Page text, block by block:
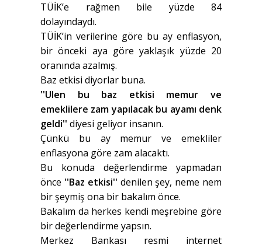
TÜİK’e rağmen bile yüzde 84
dolayındaydı.
TÜİK’in verilerine göre bu ay enflasyon,
bir önceki aya göre yaklaşık yüzde 20
oranında azalmış.
Baz etkisi diyorlar buna.
''Ulen bu baz etkisi memur ve
emeklilere zam yapılacak bu ayamı denk
geldi'' diyesi geliyor insanın.
Çünkü bu ay memur ve emekliler
enflasyona göre zam alacaktı.
Bu konuda değerlendirme yapmadan
önce ''Baz etkisi'' denilen şey, neme nem
bir şeymiş ona bir bakalım önce.
Bakalım da herkes kendi meşrebine göre
bir değerlendirme yapsın.
Merkez Bankası resmi internet